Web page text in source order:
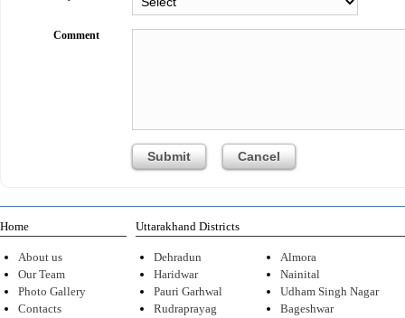
Comment
Home
About us
Our Team
Photo Gallery
Contacts
Uttarakhand Districts
Dehradun
Haridwar
Pauri Garhwal
Rudraprayag
Almora
Nainital
Udham Singh Nagar
Bageshwar